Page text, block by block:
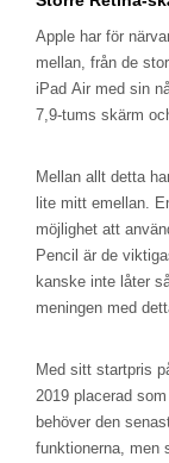
Apple har för
mellan, från de
iPad Air med sin
7,9-tums skärm
Mellan allt detta
lite mitt emellan.
möjlighet att
Pencil är de
kanske inte låter
meningen med
Med sitt startpris
2019 placerad
behöver den
funktionerna, men